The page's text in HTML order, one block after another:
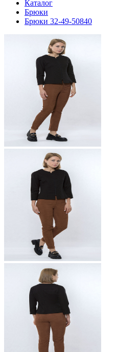
Каталог
Брюки
Брюки 32-49-50840